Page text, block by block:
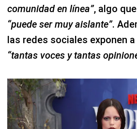
comunidad en línea”, algo
“puede ser muy aislante”.
las redes sociales exponen
“tantas voces y tantas